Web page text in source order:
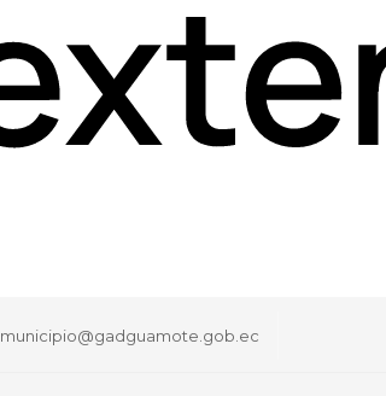
municipio@gadguamote.gob.ec